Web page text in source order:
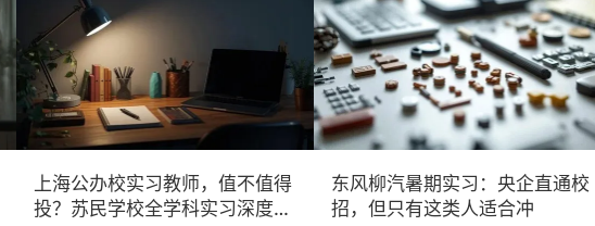
上海公办校实习教师，值不值得
投？苏民学校全学科实习深度解
东风柳汽暑期实习：央企直通校
招，但只有这类人适合冲